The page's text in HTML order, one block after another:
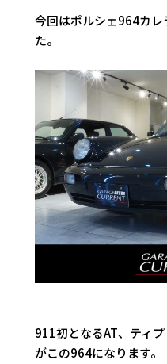
今回はポルシェ964カ
た。
911初となるAT、ティ
がこの964になります。